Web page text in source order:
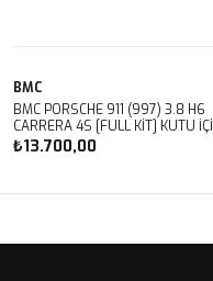
BMC
BMC PORSCHE 911 (997) 3.8 H6
CARRERA 4S [FULL KIT] KUTU İÇİ
PERFORMANS HAVA FİLTRESİ
FB468/20
₺13.700,00